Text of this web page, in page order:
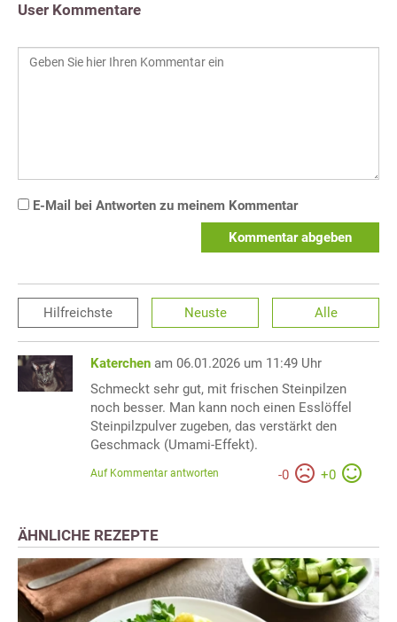
User Kommentare
E-Mail bei Antworten zu meinem Kommentar
Kommentar abgeben
Hilfreichste Neuste Alle
Katerchen am 06.01.2026 um 11:49 Uhr
Schmeckt sehr gut, mit frischen Steinpilzen
noch besser. Man kann noch einen Esslöffel
Steinpilzpulver zugeben, das verstärkt den
Geschmack (Umami-Effekt).
-0 +0
Auf Kommentar antworten
ÄHNLICHE REZEPTE